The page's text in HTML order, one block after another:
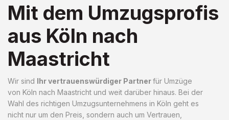
Mit dem Umzugsprofis
aus Köln nach
Maastricht
Wir sind Ihr vertrauenswürdiger Partnerfür Umzüge
von Köln nach Maastricht und weit darüber hinaus. Bei der
Wahl des richtigen Umzugsunternehmens in Köln geht es
nicht nur um den Preis, sondern auch um Vertrauen,